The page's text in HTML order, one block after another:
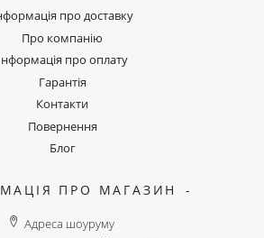
про доставку
Про компанію
про оплату
Гарантія
Контакти
Повернення
Блог
ПРО МАГАЗИН
Адреса шоуруму